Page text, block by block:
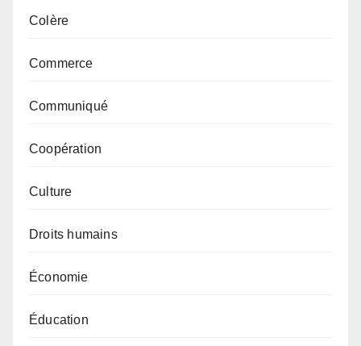
Colère
Commerce
Communiqué
Coopération
Culture
Droits humains
Économie
Éducation